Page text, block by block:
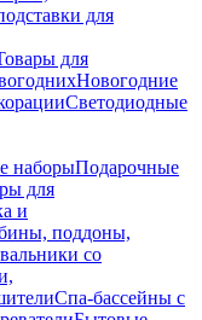
для
для
Новогодние
Светодиодные
наборыПодарочные
для
и
поддоны,
со
Спа-бассейны с